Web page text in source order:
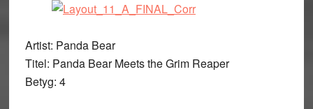
Artist: Panda Bear
Titel: Panda Bear Meets the Grim Reaper
Betyg: 4